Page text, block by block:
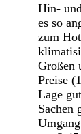
Hin-
es so
zum
Großen
Preise
Lage
Sachen